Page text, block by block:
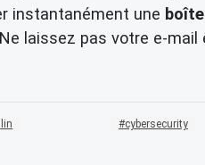
instantanément une
laissez pas votre e-mail
cybersecurity